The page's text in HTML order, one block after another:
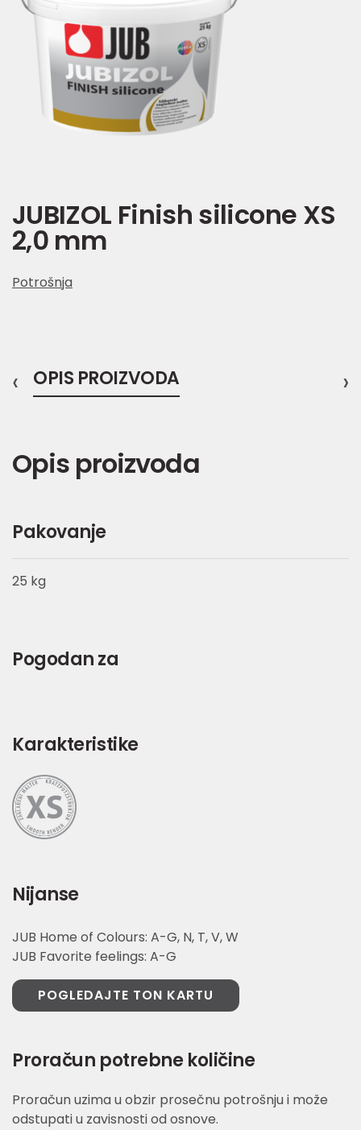
JUBIZOL Finish silicone XS
2,0 mm
Potrošnja
OPIS PROIZVODA
‹ ›
Opis proizvoda
Pakovanje
25 kg
Pogodan za
Karakteristike
Nijanse
JUB Home of Colours: A-G, N, T, V, W
JUB Favorite feelings: A-G
POGLEDAJTE TON KARTU
Proračun potrebne količine
Proračun uzima u obzir prosečnu potrošnju i može
odstupati u zavisnosti od osnove.